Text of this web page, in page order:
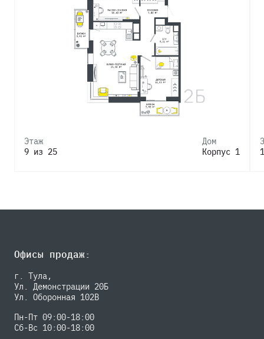
Этаж
9 из 25
Дом
Корпус 1
Офисы продаж:
г. Тула,
Ул. Демонстрации 20Б
Ул. Оборонная 102В
Пн-Пт 09:00-18:00
Сб-Вс 10:00-18:00